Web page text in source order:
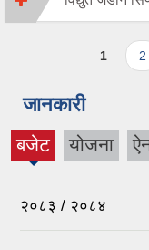
1 2
जानकारी
बजेट
(active
योजना
२०८३ / २०८४